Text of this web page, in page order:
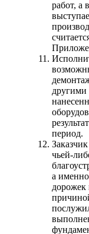
работ, а
другими
период.
чьей-
а
дорожек